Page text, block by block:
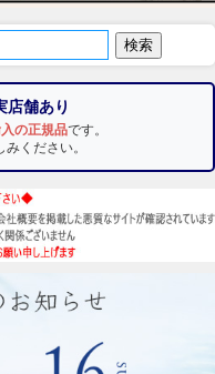
店舗あり
の正規品です。
ください。